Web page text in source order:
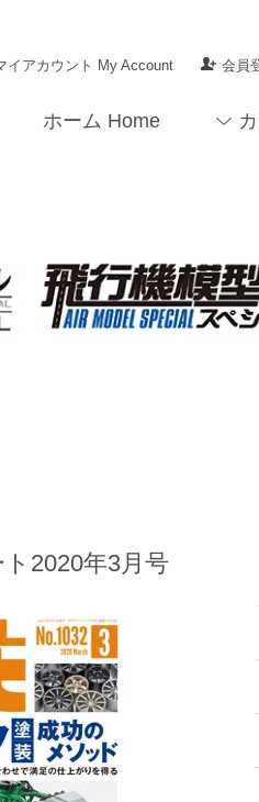
イアカウント My Account 会員
ホーム Home
ト2020年3月号